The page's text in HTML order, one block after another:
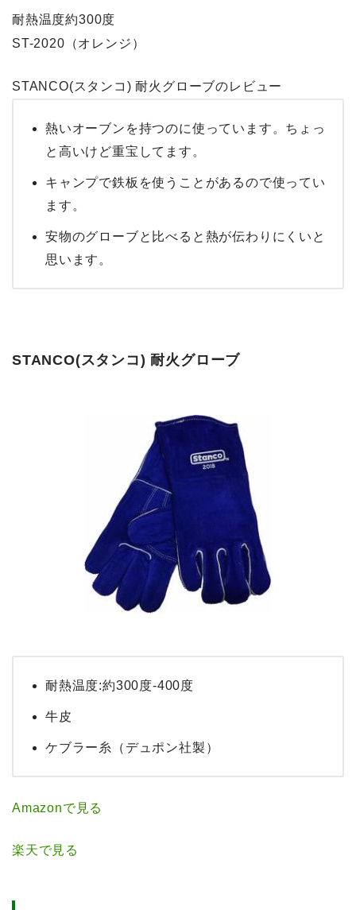
耐熱温度約300度
ST-2020（オレンジ）
STANCO(スタンコ) 耐火グローブのレビュー
熱いオーブンを持つのに使っています。ちょっ
と高いけど重宝してます。
キャンプで鉄板を使うことがあるので使ってい
ます。
安物のグローブと比べると熱が伝わりにくいと
思います。
STANCO(スタンコ) 耐火グローブ
耐熱温度:約300度-400度
牛皮
ケブラー糸（デュポン社製）
Amazonで見る
楽天で見る